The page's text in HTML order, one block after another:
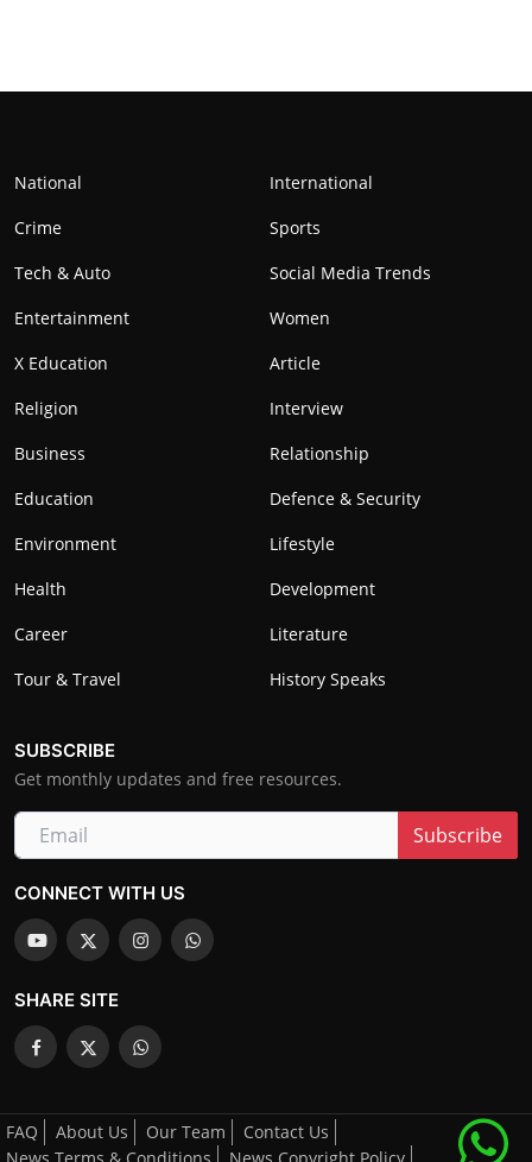
National
International
Crime
Sports
Tech & Auto
Social Media Trends
Entertainment
Women
X Education
Article
Religion
Interview
Business
Relationship
Education
Defence & Security
Environment
Lifestyle
Health
Development
Career
Literature
Tour & Travel
History Speaks
SUBSCRIBE
Get monthly updates and free resources.
Subscribe
CONNECT WITH US
SHARE SITE
FAQ About Us Our Team
Contact Us